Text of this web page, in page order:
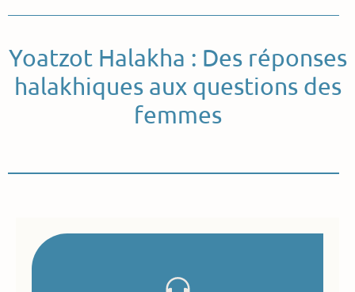
Yoatzot Halakha : Des réponses
halakhiques aux questions des
femmes